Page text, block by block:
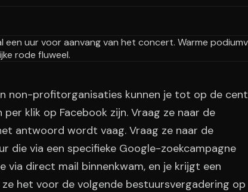
non-profitorganisaties kunnen je tot op de cent
klik op Facebook zijn. Vraag ze naar de
antwoord wordt vaag. Vraag ze naar de
die via een specifieke Google-zoekcampagne
via direct mail binnenkwam, en je krijgt een
het voor de volgende bestuursvergadering op